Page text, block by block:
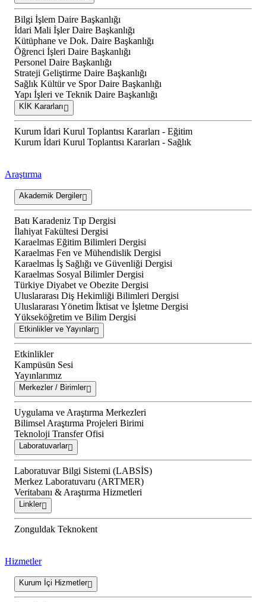
Bilgi İşlem Daire Başkanlığı
İdari Mali İşler Daire Başkanlığı
Kütüphane ve Dok. Daire Başkanlığı
Öğrenci İşleri Daire Başkanlığı
Personel Daire Başkanlığı
Strateji Geliştirme Daire Başkanlığı
Sağlık Kültür ve Spor Daire Başkanlığı
Yapı İşleri ve Teknik Daire Başkanlığı
KİK Kararları
Kurum İdari Kurul Toplantısı Kararları - Eğitim
Kurum İdari Kurul Toplantısı Kararları - Sağlık
Araştırma
Akademik Dergiler
Batı Karadeniz Tıp Dergisi
İlahiyat Fakültesi Dergisi
Karaelmas Eğitim Bilimleri Dergisi
Karaelmas Fen ve Mühendislik Dergisi
Karaelmas İş Sağlığı ve Güvenliği Dergisi
Karaelmas Sosyal Bilimler Dergisi
Türkiye Diyabet ve Obezite Dergisi
Uluslararası Diş Hekimliği Bilimleri Dergisi
Uluslararası Yönetim İktisat ve İşletme Dergisi
Yükseköğretim ve Bilim Dergisi
Etkinlikler ve Yayınlar
Etkinlikler
Kampüsün Sesi
Yayınlarımız
Merkezler / Birimler
Uygulama ve Araştırma Merkezleri
Bilimsel Araştırma Projeleri Birimi
Teknoloji Transfer Ofisi
Laboratuvarlar
Laboratuvar Bilgi Sistemi (LABSİS)
Merkez Laboratuvaru (ARTMER)
Veritabanı & Araştırma Hizmetleri
Linkler
Zonguldak Teknokent
Hizmetler
Kurum İçi Hizmetler